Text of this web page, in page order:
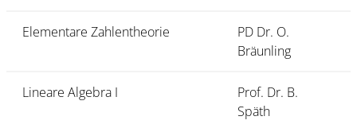
Elementare Zahlentheorie
PD Dr. O.
Bräunling
Lineare Algebra I
Prof. Dr. B.
Späth